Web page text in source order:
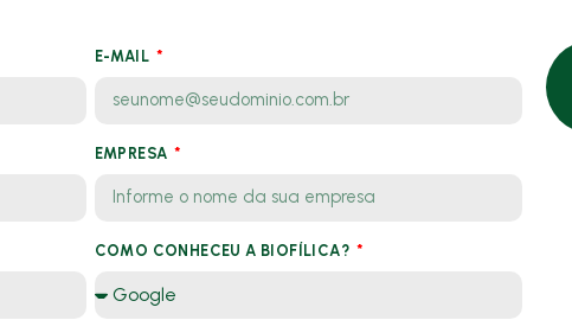
E-MAIL
EMPRESA
COMO CONHECEU A BIOFÍLICA?